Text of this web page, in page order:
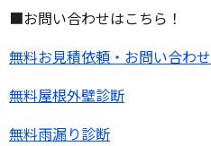
■お問い合わせはこちら！
無料お見積依頼・お問い合わせ
無料屋根外壁診断
無料雨漏り診断